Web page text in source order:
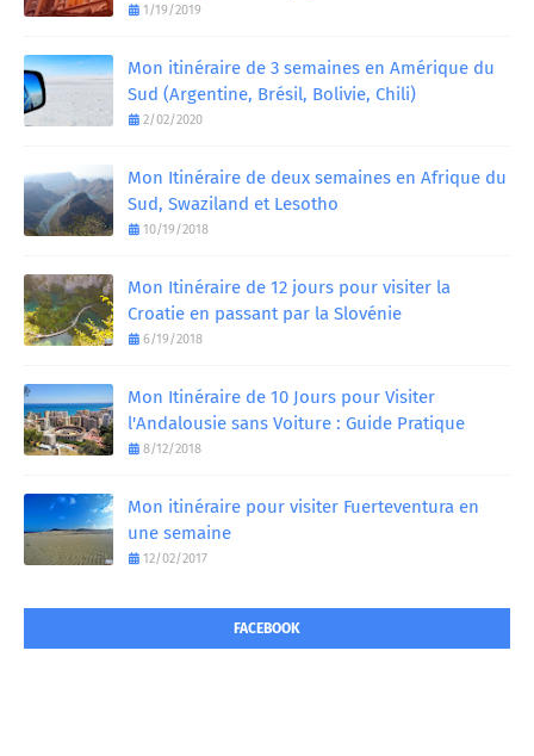
1/19/2019
Mon itinéraire de 3 semaines en Amérique du
Sud (Argentine, Brésil, Bolivie, Chili)
2/02/2020
Mon Itinéraire de deux semaines en Afrique du
Sud, Swaziland et Lesotho
10/19/2018
Mon Itinéraire de 12 jours pour visiter la
Croatie en passant par la Slovénie
6/19/2018
Mon Itinéraire de 10 Jours pour Visiter
l'Andalousie sans Voiture : Guide Pratique
8/12/2018
Mon itinéraire pour visiter Fuerteventura en
une semaine
12/02/2017
FACEBOOK